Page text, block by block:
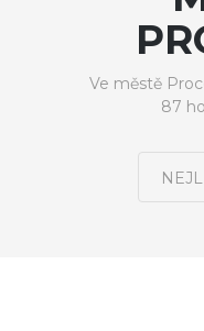
Ve městě
87